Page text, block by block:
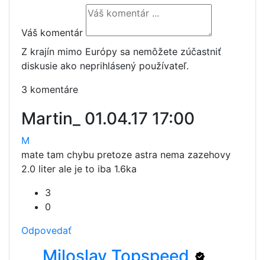
Váš komentár
Z krajín mimo Európy sa nemôžete zúčastniť
diskusie ako neprihlásený používateľ.
3 komentáre
Martin_ 01.04.17 17:00
M
mate tam chybu pretoze astra nema zazehovy
2.0 liter ale je to iba 1.6ka
3
0
Odpovedať
Miloslav Topspeed